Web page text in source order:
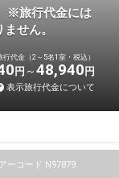
旅行代金には
せん。
代金（2～5名1室・税込）
円 48,940 円
表示旅行代金について
ーコード N97879